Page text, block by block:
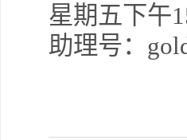
星期五下午
助理号：